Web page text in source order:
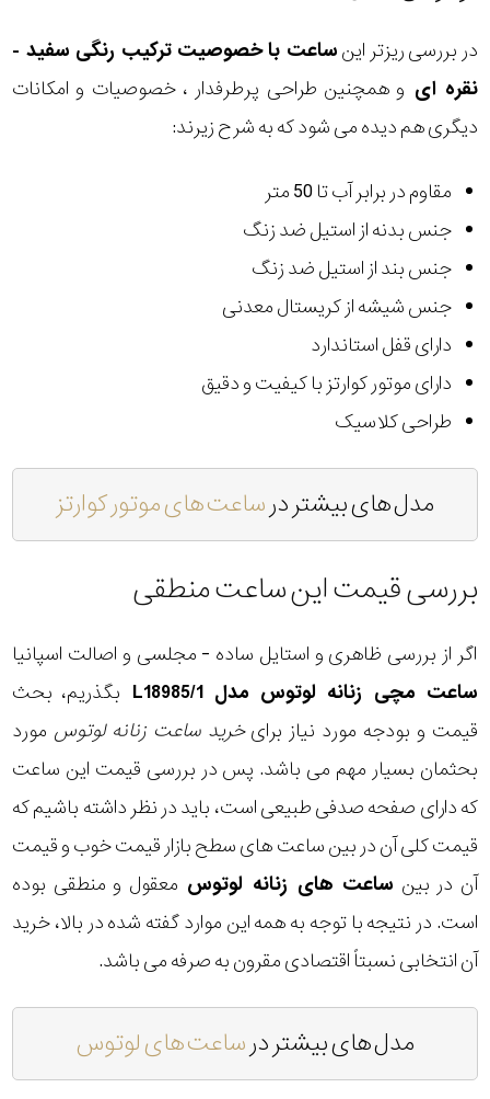
در بررسی ریزتر اینساعت با خصوصیت ترکیب رنگی سفید -
نقره ای و همچنین طراحی پرطرفدار ، خصوصیات و امکانات
دیگری هم دیده می شود که به شرح زیرند:
مقاوم در برابر آب تا 50 متر
جنس بدنه از استیل ضد زنگ
جنس بند از استیل ضد زنگ
جنس شیشه از کریستال معدنی
دارای قفل استاندارد
دارای موتور کوارتز با کیفیت و دقیق
طراحی کلاسیک
مدل های بیشتر درساعت های موتور کوارتز
بررسی قیمت این ساعت منطقی
اگر از بررسی ظاهری و استایل ساده - مجلسی و اصالت اسپانیا
ساعت مچی زنانه لوتوس مدل L18985/1
بگذریم، بحث
قیمت و بودجه مورد نیاز برایخرید ساعت زنانه لوتوس مورد
بحثمان بسیار مهم می باشد. پس در بررسی قیمت این ساعت
که دارای صفحه صدفی طبیعی است، باید در نظر داشته باشیم که
قیمت کلی آن در بین ساعت های سطح بازار قیمت خوب و قیمت
آن در بین ساعت های زنانه لوتوس معقول و منطقی بوده
است. در نتیجه با توجه به همه این موارد گفته شده در بالا، خرید
آن انتخابی نسبتاً اقتصادی مقرون به صرفه می باشد.
مدل های بیشتر درساعت های لوتوس